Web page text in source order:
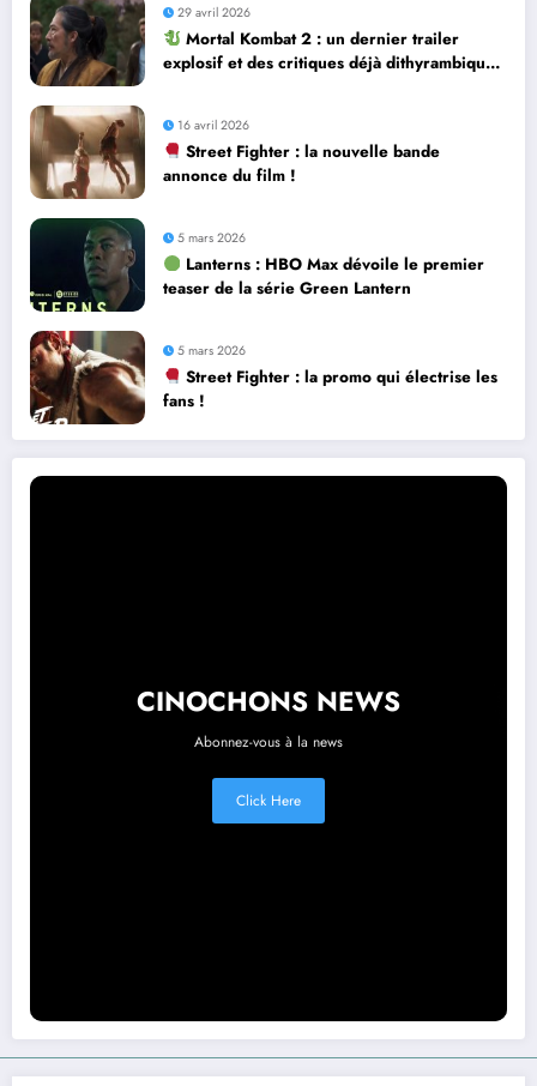
29 avril 2026
Mortal Kombat 2 : un dernier trailer
explosif et des critiques déjà dithyrambiques
16 avril 2026
Street Fighter : la nouvelle bande
annonce du film !
5 mars 2026
Lanterns : HBO Max dévoile le premier
teaser de la série Green Lantern
5 mars 2026
Street Fighter : la promo qui électrise les
fans !
CINOCHONS NEWS
Abonnez-vous à la news
Click Here